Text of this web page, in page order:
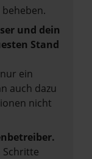
und dein
Stand
ein
auch dazu
nicht
Schritte